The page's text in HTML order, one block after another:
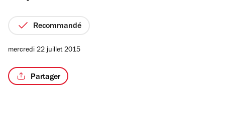
Recommandé
mercredi 22 juillet 2015
Partager